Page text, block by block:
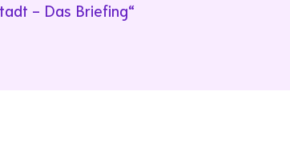
– Das Briefing“